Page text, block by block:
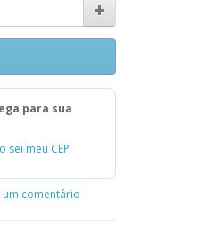
para sua
sei meu CEP
um comentário